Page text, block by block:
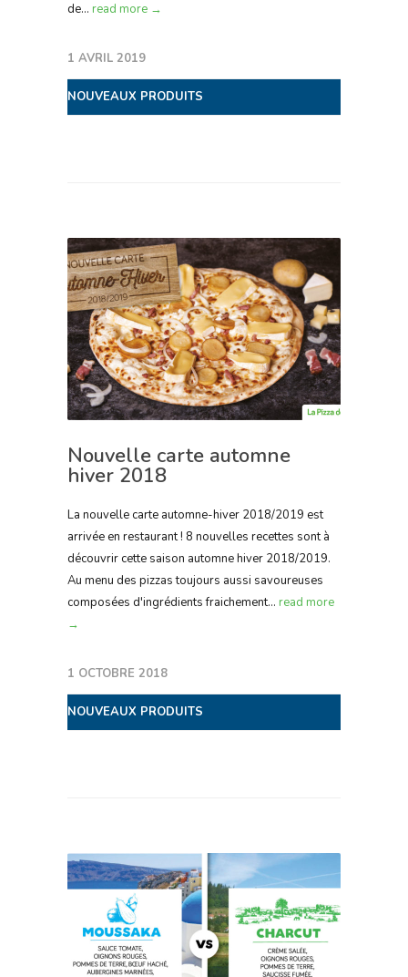
de... read more →
1 AVRIL 2019
NOUVEAUX PRODUITS
Nouvelle carte automne
hiver 2018
La nouvelle carte automne-hiver 2018/2019 est
arrivée en restaurant ! 8 nouvelles recettes sont à
découvrir cette saison automne hiver 2018/2019.
Au menu des pizzas toujours aussi savoureuses
composées d'ingrédients fraichement... read more
→
1 OCTOBRE 2018
NOUVEAUX PRODUITS